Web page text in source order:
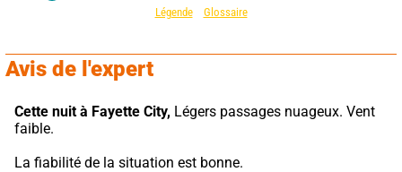
Légende
Glossaire
Avis de l'expert
Cette nuit à Fayette City, Légers passages nuageux. Vent
faible.
La fiabilité de la situation est bonne.